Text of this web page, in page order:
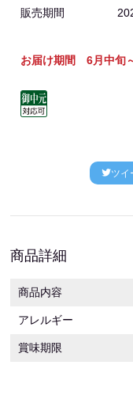
販売期間
お届け期間 6月中旬
ツイ
商品詳細
商品内容
アレルギー
賞味期限